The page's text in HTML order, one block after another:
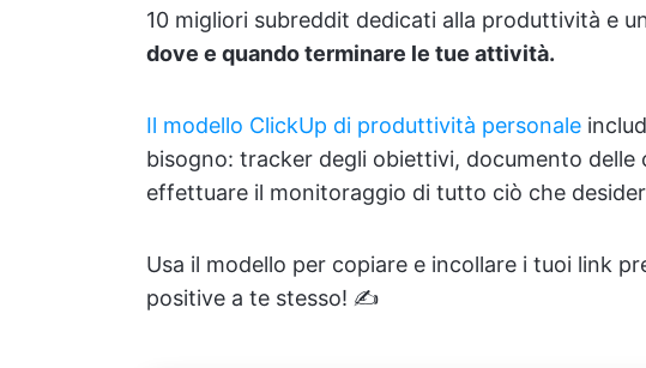
10 migliori subreddit dedicati alla produttività e
dove e quando terminare le tue attività.
Il modello ClickUp di produttività personale
bisogno: tracker degli obiettivi, documento delle
effettuare il monitoraggio di tutto ciò che
Usa il modello per copiare e incollare i tuoi link
positive a te stesso! ✍️